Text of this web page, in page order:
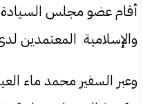
أقام عضو مجلس السيادة
والإسلامية المعتمدين
وعبر السفير محمد ماء